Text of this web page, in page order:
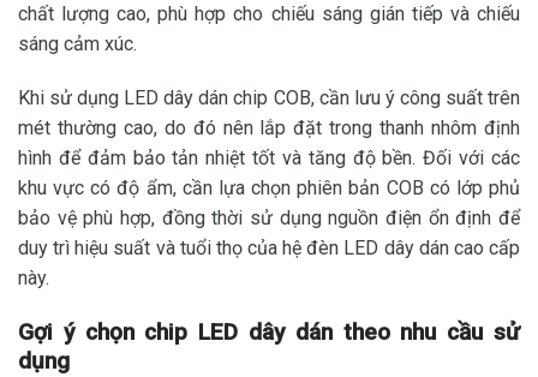
chất lượng cao, phù hợp cho chiếu sáng gián tiếp và chiếu
sáng cảm xúc.
Khi sử dụng LED dây dán chip COB, cần lưu ý công suất trên
mét thường cao, do đó nên lắp đặt trong thanh nhôm định
hình để đảm bảo tản nhiệt tốt và tăng độ bền. Đối với các
khu vực có độ ẩm, cần lựa chọn phiên bản COB có lớp phủ
bảo vệ phù hợp, đồng thời sử dụng nguồn điện ổn định để
duy trì hiệu suất và tuổi thọ của hệ đèn LED dây dán cao cấp
này.
Gợi ý chọn chip LED dây dán theo nhu cầu sử
dụng